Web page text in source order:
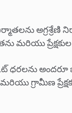
అగ్రశ్రేణి
మరియు
ధరలను అందరూ
గ్రామీణ